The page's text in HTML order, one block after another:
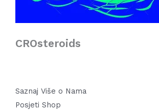
CROsteroids
Saznaj Više o Nama
Posjeti Shop